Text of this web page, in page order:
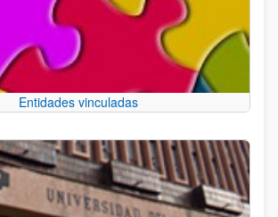
Entidades vinculadas